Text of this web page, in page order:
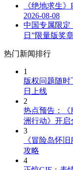
《绝地求生
2026-08-08
中国专属限定
日”限量版奖
热门新闻排行
1
版权问题随时
日上线
2
热点预告：《
洲行动》开启
3
《冒险岛怀
攻略
4